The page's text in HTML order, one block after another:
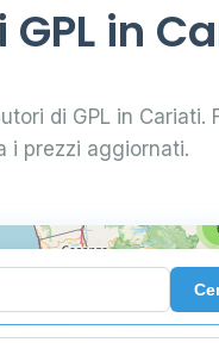
in
di GPL in Cariati.
i prezzi aggiornati.